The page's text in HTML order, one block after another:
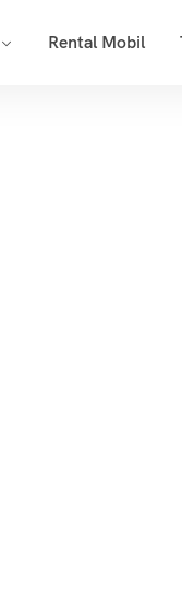
Rental Mobil